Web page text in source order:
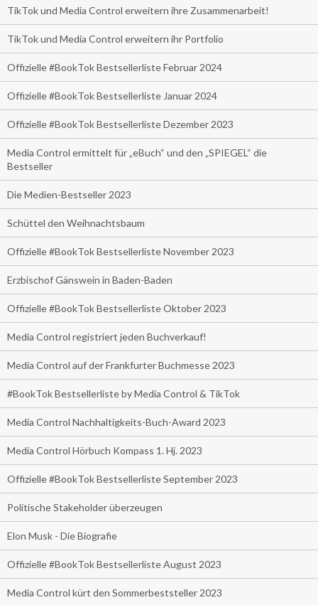
TikTok und Media Control erweitern ihre Zusammenarbeit!
TikTok und Media Control erweitern ihr Portfolio
Offizielle #BookTok Bestsellerliste Februar 2024
Offizielle #BookTok Bestsellerliste Januar 2024
Offizielle #BookTok Bestsellerliste Dezember 2023
Media Control ermittelt für „eBuch“ und den „SPIEGEL“ die
Bestseller
Die Medien-Bestseller 2023
Schüttel den Weihnachtsbaum
Offizielle #BookTok Bestsellerliste November 2023
Erzbischof Gänswein in Baden-Baden
Offizielle #BookTok Bestsellerliste Oktober 2023
Media Control registriert jeden Buchverkauf!
Media Control auf der Frankfurter Buchmesse 2023
#BookTok Bestsellerliste by Media Control & TikTok
Media Control Nachhaltigkeits-Buch-Award 2023
Media Control Hörbuch Kompass 1. Hj. 2023
Offizielle #BookTok Bestsellerliste September 2023
Politische Stakeholder überzeugen
Elon Musk - Die Biografie
Offizielle #BookTok Bestsellerliste August 2023
Media Control kürt den Sommerbeststeller 2023